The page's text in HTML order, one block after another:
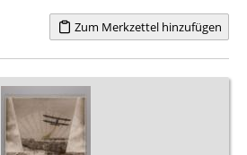
Zum Merkzettel hinzufügen